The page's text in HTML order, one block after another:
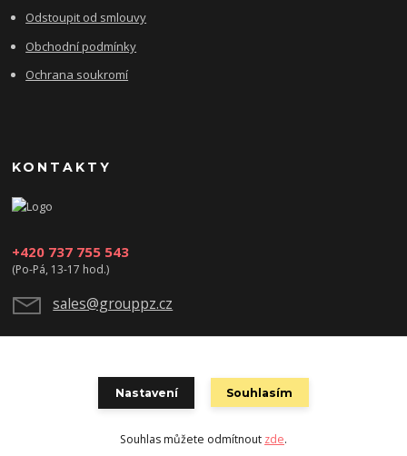
Odstoupit od smlouvy
Obchodní podmínky
Ochrana soukromí
KONTAKTY
+420 737 755 543
(Po-Pá, 13-17 hod.)
sales@grouppz.cz
Vytvořeno na Eshop-rychle.cz
Nastavení Souhlasím
Souhlas můžete odmítnout zde.